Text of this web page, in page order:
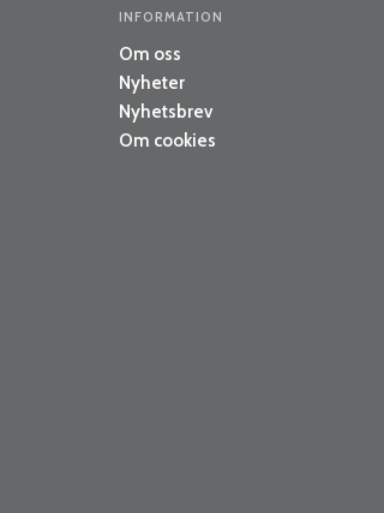
INFORMATION
Om oss
Nyheter
Nyhetsbrev
Om cookies